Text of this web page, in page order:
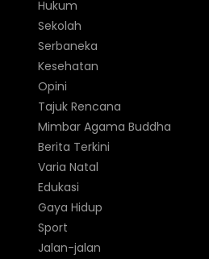
Hukum
Sekolah
Serbaneka
Kesehatan
Opini
Tajuk Rencana
Mimbar Agama Buddha
Berita Terkini
Varia Natal
Edukasi
Gaya Hidup
Sport
Jalan-jalan